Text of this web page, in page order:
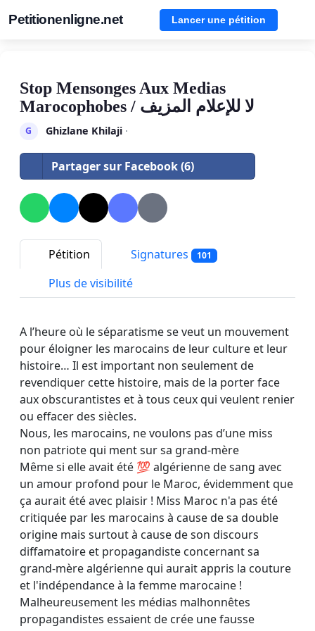
Petitionenligne.net Lancer une pétition
Stop Mensonges Aux Medias
Marocophobes / لا للإعلام المزيف
G Ghizlane Khilaji·
Partager sur Facebook (6)
Pétition Signatures 101
Plus de visibilité
A l’heure où le séparatisme se veut un mouvement
pour éloigner les marocains de leur culture et leur
histoire… Il est important non seulement de
revendiquer cette histoire, mais de la porter face
aux obscurantistes et à tous ceux qui veulent renier
ou effacer des siècles.
Nous, les marocains, ne voulons pas d’une miss
non patriote qui ment sur sa grand-mère
Même si elle avait été 💯 algérienne de sang avec
un amour profond pour le Maroc, évidemment que
ça aurait été avec plaisir ! Miss Maroc n'a pas été
critiquée par les marocains à cause de sa double
origine mais surtout à cause de son discours
diffamatoire et propagandiste concernant sa
grand-mère algérienne qui aurait appris la couture
et l'indépendance à la femme marocaine !
Malheureusement les médias malhonnêtes
propagandistes essaient de crée une fausse